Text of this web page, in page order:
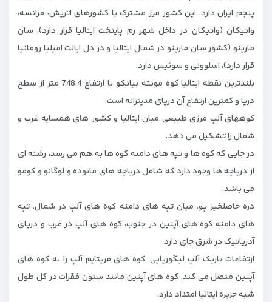
پنجم ایران دارد. این کشور مرز مشترک با کشورهای اتریش، فرانسه،
واتیکان (واتیکان در داخل شهر رم پایتخت ایتالیا قرار دارد)، سان
مارینو (کشور سان مارینو در شمال ایتالیا و در دل ایالت امیلیا رومانیا
قرار دارد)، اسلوونی و سوئیس دارد.
بلندترین نقطه ایتالیا کوه مونته بیانکو با ارتفاع 748،4 متر از سطح
دریا و کمترین ارتفاع آن دریای مدیترانه ‌است.
کوههای آلپ مرزی طبیعی میان ایتالیا و کشور های همسایه غرب و
شمال را تشکیل می دهد.
در جایی که کوه ها و تپه ‌های دامنه کوه ها به هم می ‌رسد، رشته ‌ای
از دریاچه‌ ها وجود دارد که شامل دریاچه‌ های مابوده و لوگانو و کومو
می باشد.
دره حاصلخیز پو، میان تپه‌ های دامنه کوه های آلپ در شمال، تپه‌
های دامنه کوه های آپنین در جنوب، کوه های آلپ در غرب و دریای
آدریاتیک در شرق جای دارد.
ارتفاعات باریک آلپ لیگوریایی، کوه های مریتایم آلپ را به کوه های
آپنین متصل می‌ کند. کوه های آپنین مانند ستون فقرات در کل طول
شبه جزیره ایتالیا امتداد دارد.